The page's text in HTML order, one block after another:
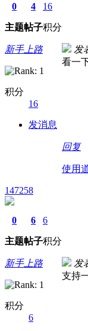
0
主题
4
帖子
16
积分
新手上路
积分
16
发消息
发
看一
回复
使用
147258
0
主题
6
帖子
6
积分
新手上路
积分
6
发
支持